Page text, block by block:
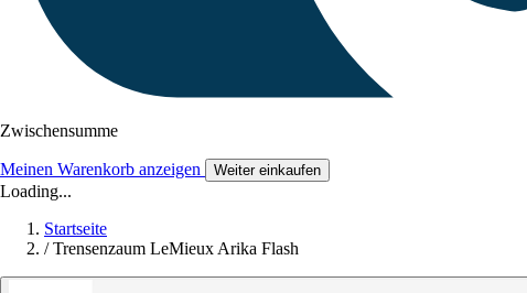
Zwischensumme
Meinen Warenkorb anzeigen Weiter einkaufen
Loading...
Startseite
/ Trensenzaum LeMieux Arika Flash